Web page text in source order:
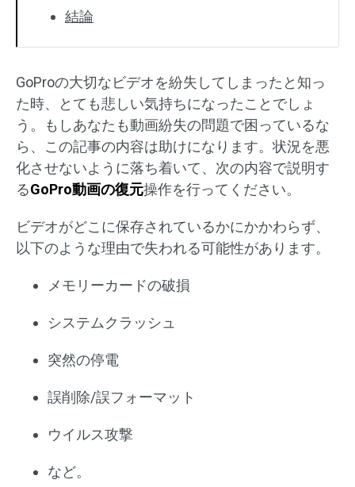
結論
GoProの大切なビデオを紛失してしまったと知っ
た時、とても悲しい気持ちになったことでしょ
う。もしあなたも動画紛失の問題で困っているな
ら、この記事の内容は助けになります。状況を悪
化させないように落ち着いて、次の内容で説明す
るGoPro動画の復元操作を行ってください。
ビデオがどこに保存されているかにかかわらず、
以下のような理由で失われる可能性があります。
メモリーカードの破損
システムクラッシュ
突然の停電
誤削除/誤フォーマット
ウイルス攻撃
など。